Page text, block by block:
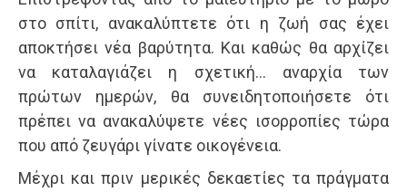
στο σπίτι, ανακαλύπτετε ότι η ζωή σας έχει
αποκτήσει νέα βαρύτητα. Και καθώς θα αρχίζει
να καταλαγιάζει η σχετική… αναρχία των
πρώτων ημερών, θα συνειδητοποιήσετε ότι
πρέπει να ανακαλύψετε νέες ισορροπίες τώρα
που από ζευγάρι γίνατε οικογένεια.
Μέχρι και πριν μερικές δεκαετίες τα πράγματα